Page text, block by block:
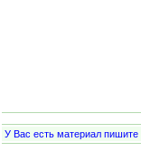
У Вас есть материал пишите